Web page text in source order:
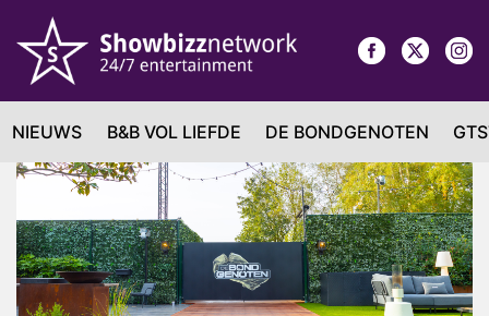
NIEUWS B&B VOL LIEFDE DE BONDGENOTEN